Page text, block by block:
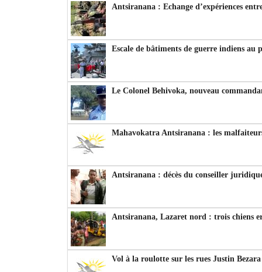
Antsiranana : Echange d’expériences
Escale de bâtiments de guerre indiens au
Le Colonel Behivoka, nouveau
Mahavokatra Antsiranana : les
Antsiranana : décès du conseiller
Antsiranana, Lazaret nord : trois chiens
Vol à la roulotte sur les rues Justin